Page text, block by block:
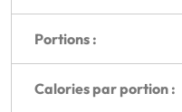
Portions :
Calories par portion :